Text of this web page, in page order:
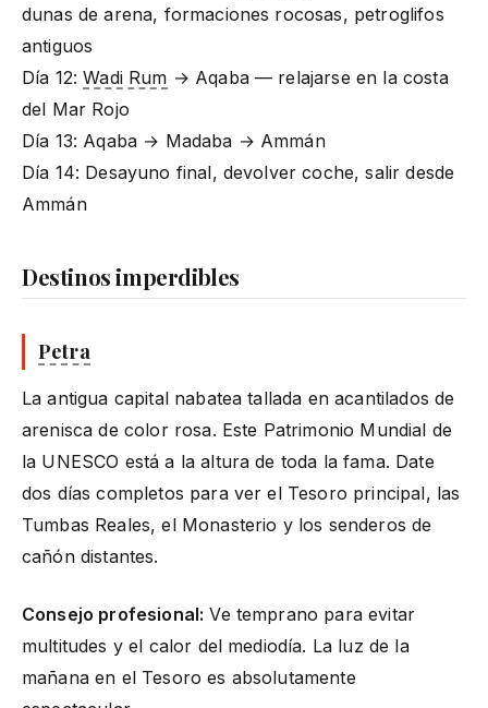
dunas de arena, formaciones rocosas, petroglifos
antiguos
Día 12:Wadi Rum → Aqaba — relajarse en la costa
del Mar Rojo
Día 13: Aqaba → Madaba → Ammán
Día 14: Desayuno final, devolver coche, salir desde
Ammán
Destinos imperdibles
Petra
La antigua capital nabatea tallada en acantilados de
arenisca de color rosa. Este Patrimonio Mundial de
la UNESCO está a la altura de toda la fama. Date
dos días completos para ver el Tesoro principal, las
Tumbas Reales, el Monasterio y los senderos de
cañón distantes.
Consejo profesional: Ve temprano para evitar
multitudes y el calor del mediodía. La luz de la
mañana en el Tesoro es absolutamente